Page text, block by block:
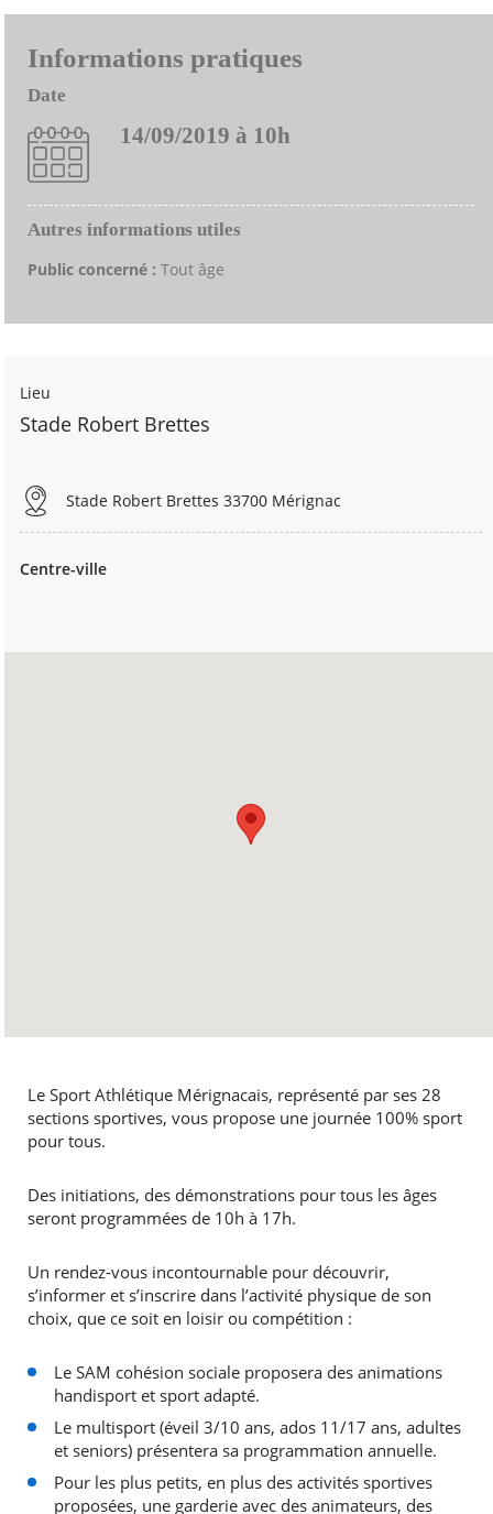
Informations pratiques
Date
14/09/2019 à 10h
Autres informations utiles
Public concerné : Tout âge
Lieu
Stade Robert Brettes
Stade Robert Brettes 33700 Mérignac
Centre-ville
Le Sport Athlétique Mérignacais, représenté par ses 28
sections sportives, vous propose une journée 100% sport
pour tous.
Des initiations, des démonstrations pour tous les âges
seront programmées de 10h à 17h.
Un rendez-vous incontournable pour découvrir,
s’informer et s’inscrire dans l’activité physique de son
choix, que ce soit en loisir ou compétition :
Le SAM cohésion sociale proposera des animations
handisport et sport adapté.
Le multisport (éveil 3/10 ans, ados 11/17 ans, adultes
et seniors) présentera sa programmation annuelle.
Pour les plus petits, en plus des activités sportives
proposées, une garderie avec des animateurs, des